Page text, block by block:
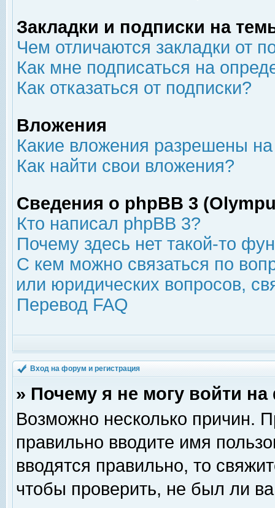
Закладки и подписки на
Чем отличаются закладки от
Как мне подписаться на
Как отказаться от подписки?
Вложения
Какие вложения разрешены
Как найти свои вложения?
Сведения о phpBB 3
Кто написал phpBB 3?
Почему здесь нет такой-то
С кем можно связаться по
или юридических вопросов,
Перевод FAQ
Вход на форум и регистрация
» Почему я не могу войти
Возможно несколько причин.
правильно вводите имя
вводятся правильно, то
чтобы проверить, не был ли